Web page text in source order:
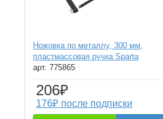
Ножовка по металлу, 300 мм,
пластмассовая ручка Sparta
арт. 775865
206₽
176₽ после подписки